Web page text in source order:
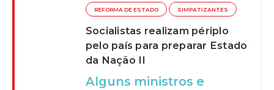
REFORMA DE ESTADO SIMPATIZANTES
Socialistas realizam périplo
pelo país para preparar Estado
da Nação II
Alguns ministros e